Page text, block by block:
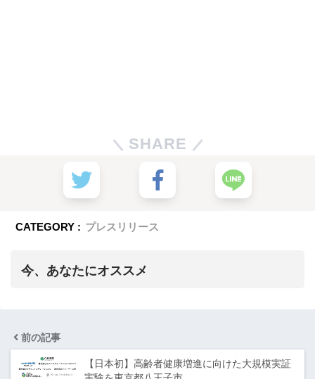
SHARE
CATEGORY : プレスリリース
今、あなたにオススメ
前の記事
【日本初】高齢者健康増進に向けた大規模実証